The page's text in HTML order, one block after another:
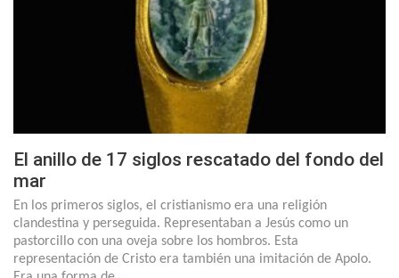
El anillo de 17 siglos rescatado del fondo del
mar
En los primeros siglos, el cristianismo era una religión
clandestina y perseguida. Representaban a Jesús como un
pastorcillo con una oveja sobre los hombros. Esta
representación de Cristo era también una imitación de Apolo.